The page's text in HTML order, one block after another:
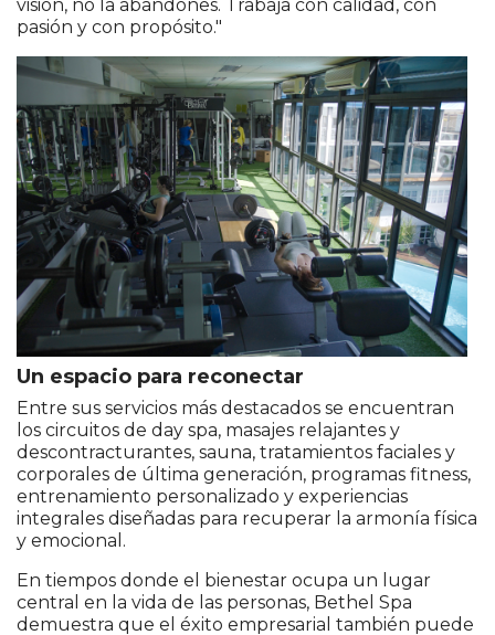
visión, no la abandones. Trabaja con calidad, con
pasión y con propósito."
Un espacio para reconectar
Entre sus servicios más destacados se encuentran
los circuitos de day spa, masajes relajantes y
descontracturantes, sauna, tratamientos faciales y
corporales de última generación, programas fitness,
entrenamiento personalizado y experiencias
integrales diseñadas para recuperar la armonía física
y emocional.
En tiempos donde el bienestar ocupa un lugar
central en la vida de las personas, Bethel Spa
demuestra que el éxito empresarial también puede